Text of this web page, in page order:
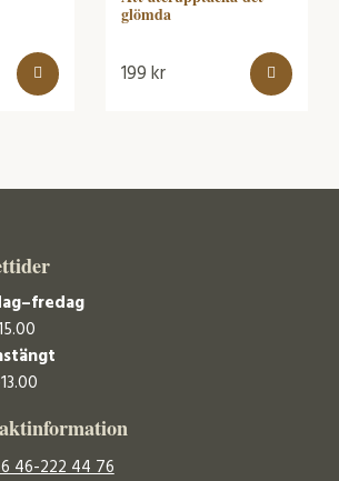
glömda
199kr
46-222 44 76